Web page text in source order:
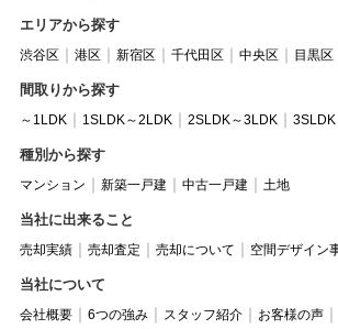
エリアから探す
渋谷区 港区 新宿区 千代田区 中央区 目黒区
間取りから探す
～1LDK 1SLDK～2LDK 2SLDK～3LDK
種別から探す
マンション 新築一戸建 中古一戸建 土地
当社に出来ること
売却実績 売却査定 売却について 空間デザイン
当社について
会社概要 6つの強み スタッフ紹介
お客様の声